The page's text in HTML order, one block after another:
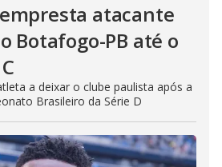
atacante
Botafogo-PB até o
a deixar o clube paulista após a
Brasileiro da Série D